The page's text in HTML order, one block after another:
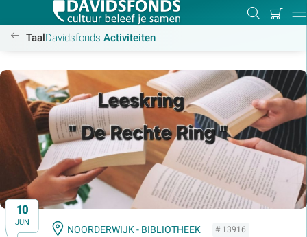
Zoeken
Mijn
/activiteiten
Taal Davidsfonds Activiteiten
10
JUN
NOORDERWIJK - BIBLIOTHEEK # 13916
Zoek:
Zoeken